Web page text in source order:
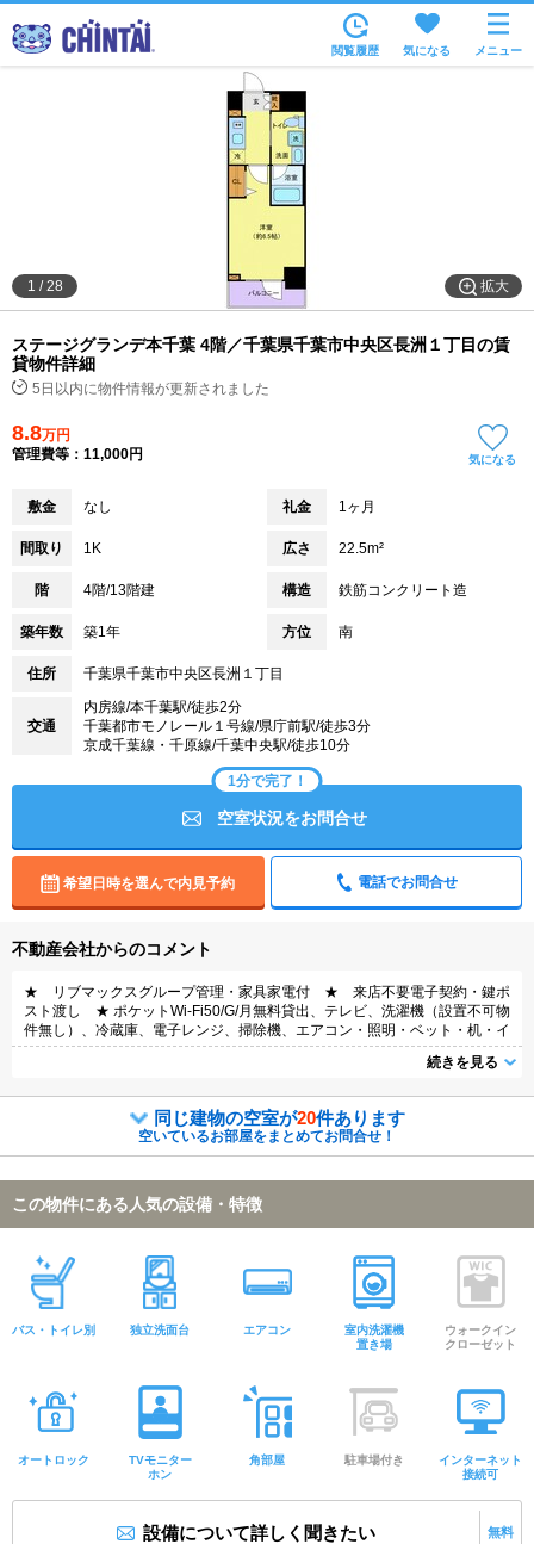
沿線・駅から
住所から
家賃相場から
通勤通学時間から
不動産会社から
TOP
閲覧履歴 気になる メニュー
拡大
1 /28
ステージグランデ本千葉 4階／千葉県千葉市中央区長洲１丁目の賃
貸物件詳細
5日以内に物件情報が更新されました
8.8万円
管理費等：11,000円
気になる
敷金 なし 礼金 1ヶ月
間取り 1K 広さ 22.5m²
階 4階/13階建 構造 鉄筋コンクリート造
築年数 築1年 方位 南
住所 千葉県千葉市中央区長洲１丁目
交通
内房線/本千葉駅/徒歩2分
千葉都市モノレール１号線/県庁前駅/徒歩3分
京成千葉線・千原線/千葉中央駅/徒歩10分
1分で完了！
空室状況をお問合せ
希望日時を選んで内見予約 電話でお問合せ
不動産会社からのコメント
★ リブマックスグループ管理・家具家電付 ★ 来店不要電子契約・鍵ポ
スト渡し ★ ポケットWi-Fi50/G/月無料貸出、テレビ、洗濯機（設置不可物
件無し）、冷蔵庫、電子レンジ、掃除機、エアコン・照明・ベット・机・イ
ス・カーテンなどの家具・家電付き。家具家電撤去相談（実費負担）
続きを見る
同じ建物の空室が20件あります
空いているお部屋をまとめてお問合せ！
この物件にある人気の設備・特徴
バス・トイレ別 独立洗面台 エアコン
室内洗濯機
置き場
ウォークイン
クローゼット
オートロック
TVモニター
ホン
角部屋 駐車場付き
インターネット
接続可
設備について詳しく聞きたい 無料